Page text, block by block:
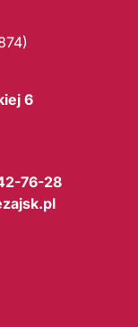
6
76-28